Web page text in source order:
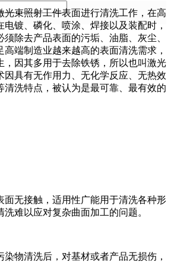
光束照射工件表面进行清洗工作，在高
镀、磷化、喷涂、焊接以及装配时，
除去产品表面的污垢、油脂、灰尘、
端制造业越来越高的表面清洗需求，
，因其多用于去除铁锈，所以也叫激光
因具有无作用力、无化学反应、无热效
清洗特点，被认为是最可靠、最有效的
面无接触，适用性广能用于清洗各种形
难以应对复杂曲面加工的问题。
物清洗后，对基材或者产品无损伤，